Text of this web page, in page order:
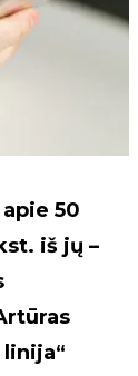
50
iš jų –